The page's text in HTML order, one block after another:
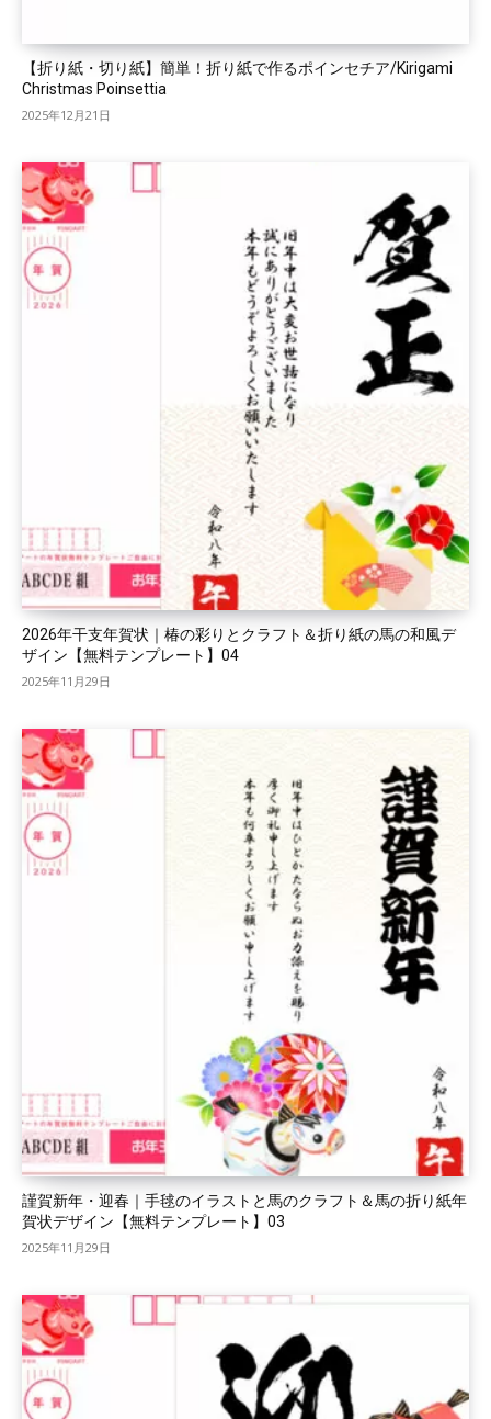
【折り紙・切り紙】簡単！折り紙で作るポインセチア/Kirigami
Christmas Poinsettia
2025年12月21日
2026年干支年賀状｜椿の彩りとクラフト＆折り紙の馬の和風デ
ザイン【無料テンプレート】04
2025年11月29日
謹賀新年・迎春｜手毬のイラストと馬のクラフト＆馬の折り紙年
賀状デザイン【無料テンプレート】03
2025年11月29日